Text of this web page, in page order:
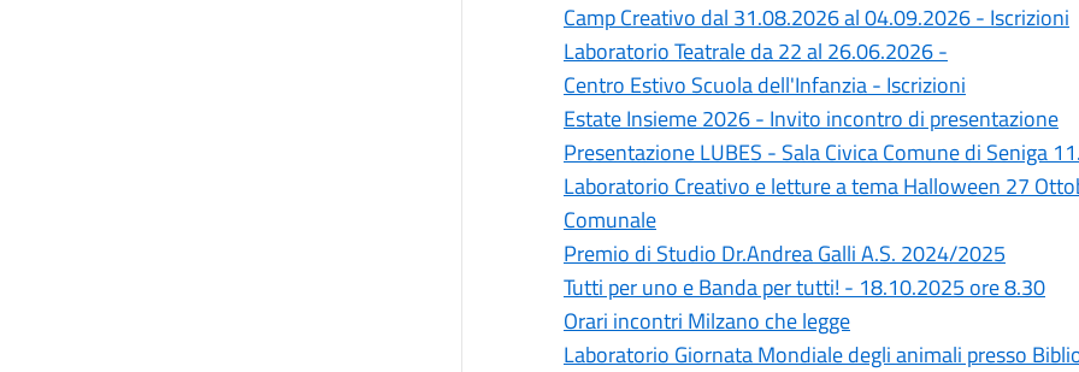
Camp Creativo dal 31.08.2026 al 04.09.2026 - Iscrizioni
Laboratorio Teatrale da 22 al 26.06.2026 -
Centro Estivo Scuola dell'Infanzia - Iscrizioni
Estate Insieme 2026 - Invito incontro di presentazione
Presentazione LUBES - Sala Civica Comune di Seniga
Laboratorio Creativo e letture a tema Halloween 27
Comunale
Premio di Studio Dr.Andrea Galli A.S. 2024/2025
Tutti per uno e Banda per tutti! - 18.10.2025 ore 8.30
Orari incontri Milzano che legge
Laboratorio Giornata Mondiale degli animali presso